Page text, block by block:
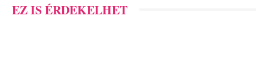
EZ IS ÉRDEKELHET